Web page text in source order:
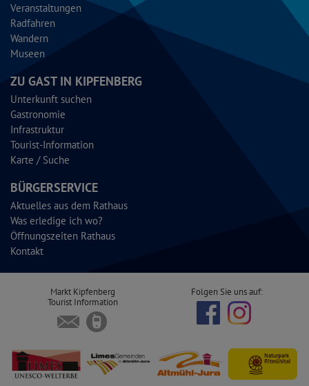
Veranstaltungen
Radfahren
Wandern
Museen
ZU GAST IN KIPFENBERG
Unterkunft suchen
Gastronomie
Infrastruktur
Tourist-Information
Karte / Suche
BÜRGERSERVICE
Aktuelles aus dem Rathaus
Was erledige ich wo?
Öffnungszeiten Rathaus
Kontakt
Markt Kipfenberg
Tourist Information
Folgen Sie uns auf: